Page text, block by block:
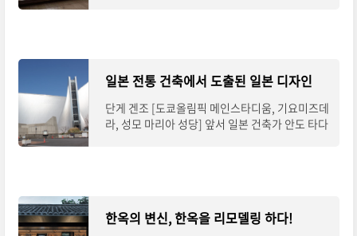
일본 전통 건축에서 도출된 일본 디자인
단게 겐조 [도쿄올림픽 메인스타디움, 기요미즈데
라, 성모 마리아 성당] 앞서 일본 건축가 안도 타다
한옥의 변신, 한옥을 리모델링 하다!